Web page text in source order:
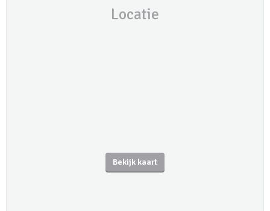
Locatie
Bekijk kaart